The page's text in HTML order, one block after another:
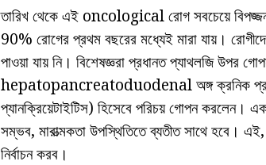
তারিখ থেকে এই oncological রোগ সবচেয়ে
90% রোগের প্রথম বছরের মধ্যেই মারা যায়।
পাওয়া যায় নি। বিশেষজ্ঞরা প্রধানত প্যাথলজি উপর
hepatopancreatoduodenal অঙ্গ ক্রনিক
প্যানক্রিয়েটাইটিস) হিসেবে পরিচয় গোপন করলেন।
সম্ভব, মারাত্মকতা উপস্থিতিতে ব্যতীত সাথে হবে।
নির্বাচন করব।